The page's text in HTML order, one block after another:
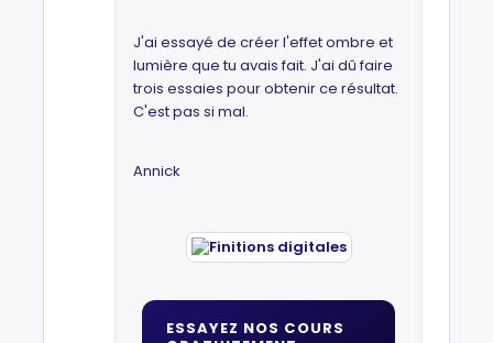
J'ai essayé de créer l'effet ombre et
lumière que tu avais fait. J'ai dû faire
trois essaies pour obtenir ce résultat.
C'est pas si mal.
Annick
ESSAYEZ NOS COURS